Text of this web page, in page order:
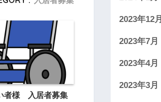
者様 入居者募集
2023年12月
2023年7月
2023年4月
2023年3月